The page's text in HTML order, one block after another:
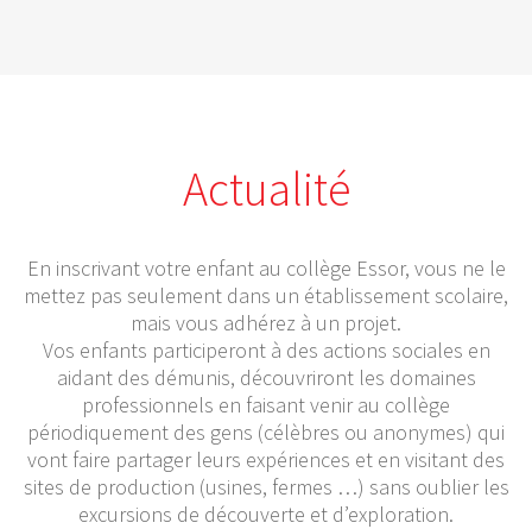
Actualité
En inscrivant votre enfant au collège Essor, vous ne le
mettez pas seulement dans un établissement scolaire,
mais vous adhérez à un projet.
Vos enfants participeront à des actions sociales en
aidant des démunis, découvriront les domaines
professionnels en faisant venir au collège
périodiquement des gens (célèbres ou anonymes) qui
vont faire partager leurs expériences et en visitant des
sites de production (usines, fermes …) sans oublier les
excursions de découverte et d’exploration.